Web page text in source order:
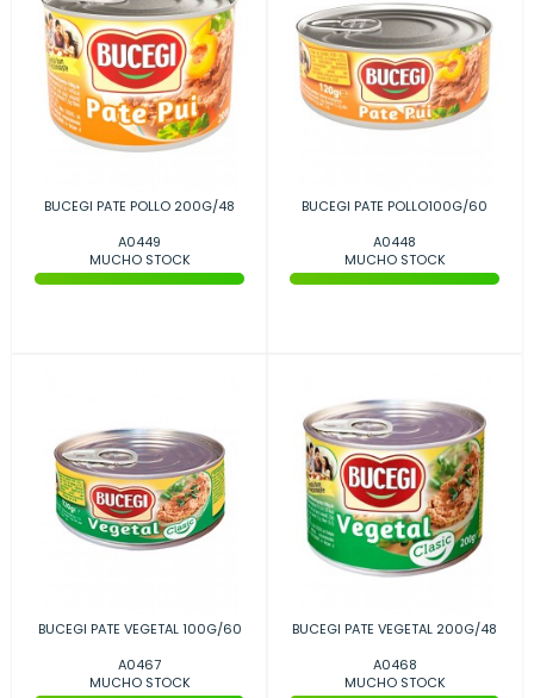
BUCEGI PATE POLLO 200G/48
A0449
MUCHO STOCK
BUCEGI PATE POLLO100G/60
A0448
MUCHO STOCK
BUCEGI PATE VEGETAL 100G/60
A0467
MUCHO STOCK
BUCEGI PATE VEGETAL 200G/48
A0468
MUCHO STOCK